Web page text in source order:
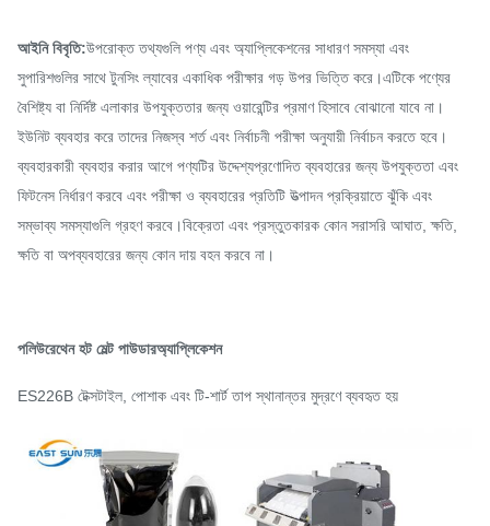
আইনি বিবৃতি:উপরোক্ত তথ্যগুলি পণ্য এবং অ্যাপ্লিকেশনের সাধারণ সমস্যা এবং
সুপারিশগুলির সাথে টুনসিং ল্যাবের একাধিক পরীক্ষার গড় উপর ভিত্তি করে।এটিকে পণ্যের
বৈশিষ্ট্য বা নির্দিষ্ট এলাকার উপযুক্ততার জন্য ওয়ারেন্টির প্রমাণ হিসাবে বোঝানো যাবে না।
ইউনিট ব্যবহার করে তাদের নিজস্ব শর্ত এবং নির্বাচনী পরীক্ষা অনুযায়ী নির্বাচন করতে হবে।
ব্যবহারকারী ব্যবহার করার আগে পণ্যটির উদ্দেশ্যপ্রণোদিত ব্যবহারের জন্য উপযুক্ততা এবং
ফিটনেস নির্ধারণ করবে এবং পরীক্ষা ও ব্যবহারের প্রতিটি উত্পাদন প্রক্রিয়াতে ঝুঁকি এবং
সম্ভাব্য সমস্যাগুলি গ্রহণ করবে।বিক্রেতা এবং প্রস্তুতকারক কোন সরাসরি আঘাত, ক্ষতি,
ক্ষতি বা অপব্যবহারের জন্য কোন দায় বহন করবে না।
পলিউরেথেন হট মেল্ট পাউডারঅ্যাপ্লিকেশন
ES226B টেক্সটাইল, পোশাক এবং টি-শার্ট তাপ স্থানান্তর মুদ্রণে ব্যবহৃত হয়